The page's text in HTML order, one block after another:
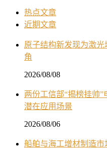
热点文章
近期文章
原子结构新发现为激
角
2026/08/08
两份工信部“揭榜挂帅
潜在应用场景
2026/08/06
船舶与海工增材制造